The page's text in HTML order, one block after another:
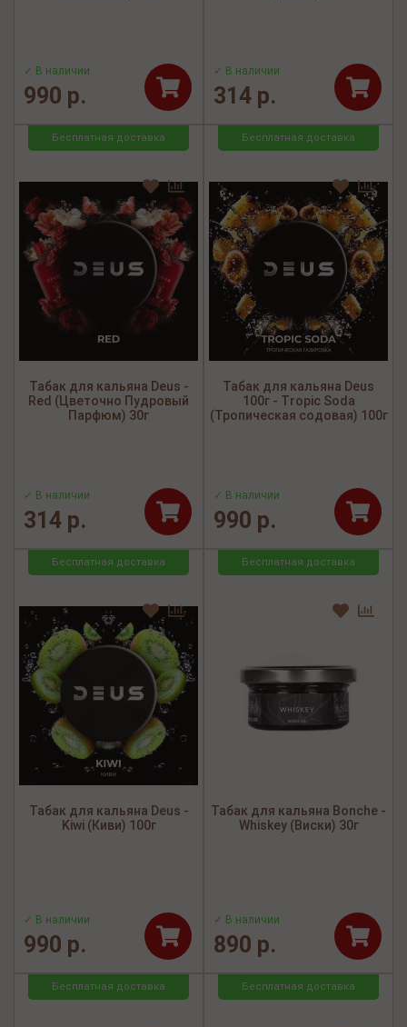
✓ В наличии
990 р.
✓ В наличии
314 р.
Бесплатная доставка
Табак для кальяна Deus -
Red (Цветочно Пудровый
Парфюм) 30г
✓ В наличии
314 р.
Бесплатная доставка
Табак для кальяна Deus
100г - Tropic Soda
(Тропическая содовая) 100г
✓ В наличии
990 р.
Бесплатная доставка
Табак для кальяна Deus -
Kiwi (Киви) 100г
✓ В наличии
990 р.
Бесплатная доставка
Табак для кальяна Bonche -
Whiskey (Виски) 30г
✓ В наличии
890 р.
Бесплатная доставка Бесплатная доставка